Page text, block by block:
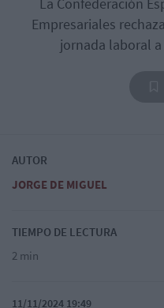
Empresariales
jornada laboral
AUTOR
JORGE DE MIGUEL
TIEMPO DE LECTURA
2 min
11/11/2024 19:49